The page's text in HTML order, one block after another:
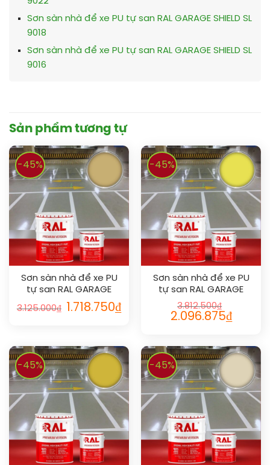
Sơn sàn nhà để xe PU tự san RAL GARAGE SHIELD SL
9018
Sơn sàn nhà để xe PU tự san RAL GARAGE SHIELD SL
9016
Sản phẩm tương tự
-45%
Sơn sàn nhà để xe PU
tự san RAL GARAGE
SHIELD SL 1002
3.125.000₫ 1.718.750₫
-45%
Sơn sàn nhà để xe PU
tự san RAL GARAGE
SHIELD SL 1016
3.812.500₫
2.096.875₫
-45% -45%